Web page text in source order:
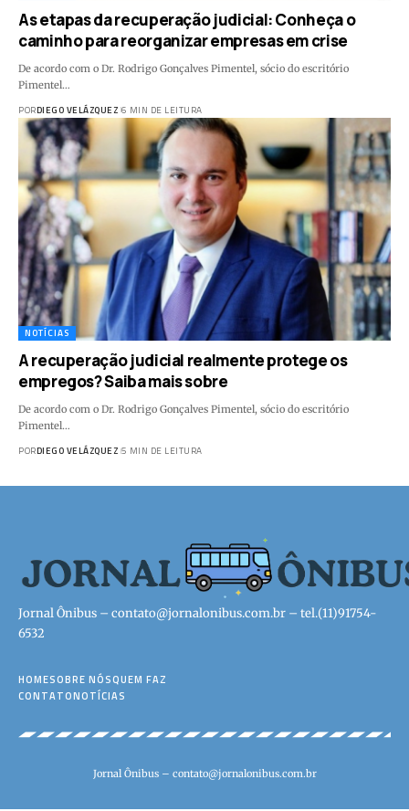
As etapas da recuperação judicial: Conheça o
caminho para reorganizar empresas em crise
De acordo com o Dr. Rodrigo Gonçalves Pimentel, sócio do escritório
Pimentel…
PORDIEGO VELÁZQUEZ 6 MIN DE LEITURA
NOTÍCIAS
A recuperação judicial realmente protege os
empregos? Saiba mais sobre
De acordo com o Dr. Rodrigo Gonçalves Pimentel, sócio do escritório
Pimentel…
PORDIEGO VELÁZQUEZ 5 MIN DE LEITURA
Jornal Ônibus – contato@jornalonibus.com.br – tel.(11)91754-
6532
HOMESOBRE NÓSQUEM FAZ
CONTATONOTÍCIAS
Jornal Ônibus – contato@jornalonibus.com.br